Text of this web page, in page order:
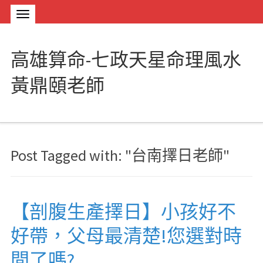
高雄算命-七政天星命理風水
黃鼎頤老師
Post Tagged with: "台南擇日老師"
【剖腹生產擇日】小孩好不
好帶，父母最清楚!您選對時